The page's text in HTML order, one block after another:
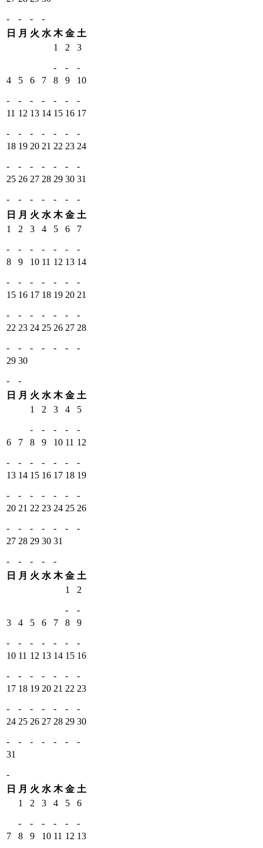
-
-
-
-
日
月 火 水 木 金 土
1
-
2
-
3
-
4
-
5
-
6
-
7
-
8
-
9
-
10
-
11
-
12
-
13
-
14
-
15
-
16
-
17
-
18
-
19
-
20
-
21
-
22
-
23
-
24
-
25
-
26
-
27
-
28
-
29
-
30
-
31
-
日
月 火 水 木 金 土
1
-
2
-
3
-
4
-
5
-
6
-
7
-
8
-
9
-
10
-
11
-
12
-
13
-
14
-
15
-
16
-
17
-
18
-
19
-
20
-
21
-
22
-
23
-
24
-
25
-
26
-
27
-
28
-
29
-
30
-
日
月 火 水 木 金 土
1
-
2
-
3
-
4
-
5
-
6
-
7
-
8
-
9
-
10
-
11
-
12
-
13
-
14
-
15
-
16
-
17
-
18
-
19
-
20
-
21
-
22
-
23
-
24
-
25
-
26
-
27
-
28
-
29
-
30
-
31
-
日
月 火 水 木 金 土
1
-
2
-
3
-
4
-
5
-
6
-
7
-
8
-
9
-
10
-
11
-
12
-
13
-
14
-
15
-
16
-
17
-
18
-
19
-
20
-
21
-
22
-
23
-
24
-
25
-
26
-
27
-
28
-
29
-
30
-
31
-
日
月 火 水 木 金 土
1
-
2
-
3
-
4
-
5
-
6
-
7
8 9 10 11 12 13